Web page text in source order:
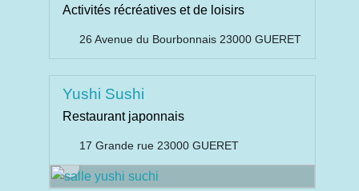
Activités récréatives et de loisirs
26 Avenue du Bourbonnais 23000 GUERET
Yushi Sushi
Restaurant japonnais
17 Grande rue 23000 GUERET